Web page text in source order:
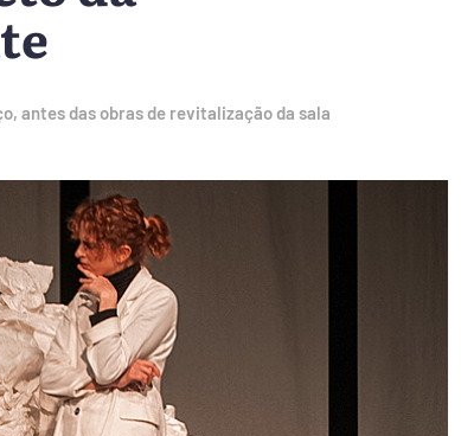
antes das obras de revitalização da sala